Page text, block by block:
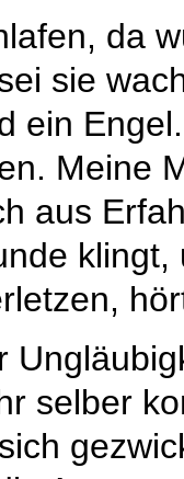
da
sie
ein
Meine
aus
selber